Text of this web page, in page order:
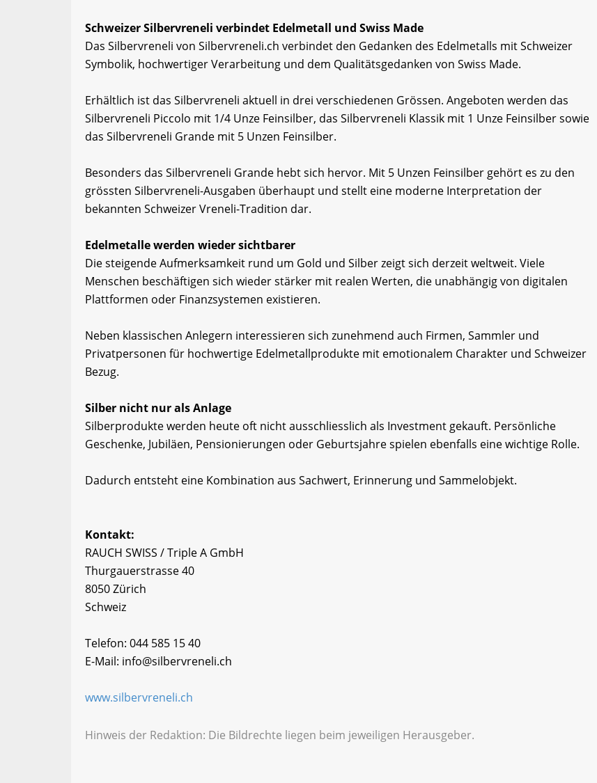
Schweizer Silbervreneli verbindet Edelmetall und Swiss Made
Das Silbervreneli von Silbervreneli.ch verbindet den Gedanken des Edelmetalls mit Schweizer
Symbolik, hochwertiger Verarbeitung und dem Qualitätsgedanken von Swiss Made.
Erhältlich ist das Silbervreneli aktuell in drei verschiedenen Grössen. Angeboten werden das
Silbervreneli Piccolo mit 1/4 Unze Feinsilber, das Silbervreneli Klassik mit 1 Unze Feinsilber sowie
das Silbervreneli Grande mit 5 Unzen Feinsilber.
Besonders das Silbervreneli Grande hebt sich hervor. Mit 5 Unzen Feinsilber gehört es zu den
grössten Silbervreneli-Ausgaben überhaupt und stellt eine moderne Interpretation der
bekannten Schweizer Vreneli-Tradition dar.
Edelmetalle werden wieder sichtbarer
Die steigende Aufmerksamkeit rund um Gold und Silber zeigt sich derzeit weltweit. Viele
Menschen beschäftigen sich wieder stärker mit realen Werten, die unabhängig von digitalen
Plattformen oder Finanzsystemen existieren.
Neben klassischen Anlegern interessieren sich zunehmend auch Firmen, Sammler und
Privatpersonen für hochwertige Edelmetallprodukte mit emotionalem Charakter und Schweizer
Bezug.
Silber nicht nur als Anlage
Silberprodukte werden heute oft nicht ausschliesslich als Investment gekauft. Persönliche
Geschenke, Jubiläen, Pensionierungen oder Geburtsjahre spielen ebenfalls eine wichtige Rolle.
Dadurch entsteht eine Kombination aus Sachwert, Erinnerung und Sammelobjekt.
Kontakt:
RAUCH SWISS / Triple A GmbH
Thurgauerstrasse 40
8050 Zürich
Schweiz
Telefon: 044 585 15 40
E-Mail: info@silbervreneli.ch
www.silbervreneli.ch
Hinweis der Redaktion: Die Bildrechte liegen beim jeweiligen Herausgeber.